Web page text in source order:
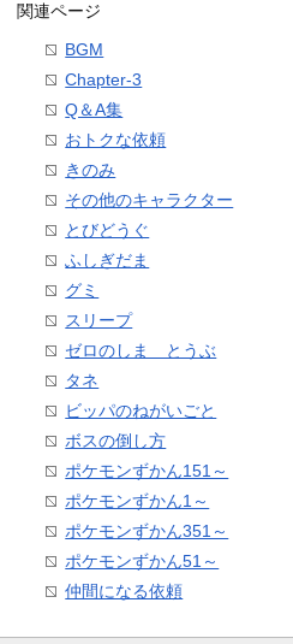
関連ページ
BGM
Chapter-3
Q＆A集
おトクな依頼
きのみ
その他のキャラクター
とびどうぐ
ふしぎだま
グミ
スリープ
ゼロのしま とうぶ
タネ
ビッパのねがいごと
ボスの倒し方
ポケモンずかん151～
ポケモンずかん1～
ポケモンずかん351～
ポケモンずかん51～
仲間になる依頼